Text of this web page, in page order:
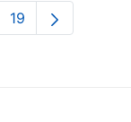
TAB to
Orrialdea
19